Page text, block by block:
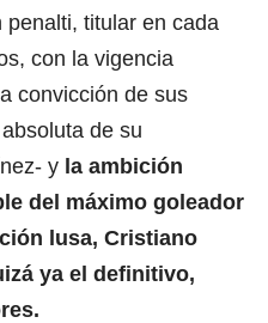
titular en cada
con la vigencia
convicción de sus
de su
y la ambición
del máximo goleador
lusa, Cristiano
ya el definitivo,